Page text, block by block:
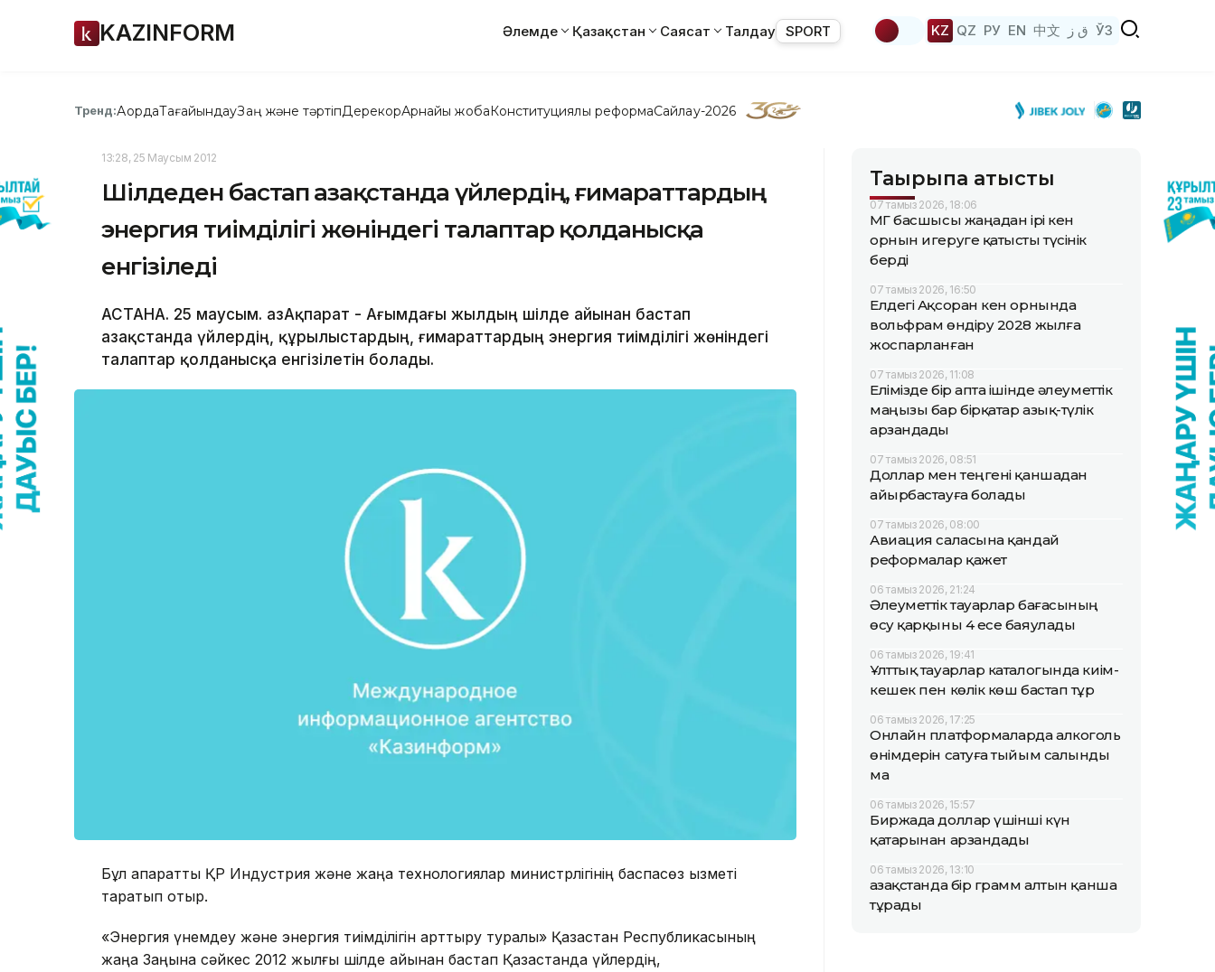
KAZINFORM Әлемде Қазақстан Саясат Талдау SPORT KZ QZ РУ EN 中文 ق ز ЎЗ
Тренд:АқордаТағайындауЗаң және тәртіпДерекқорАрнайы жобаКонституциялық реформаСайлау-2026
13:28, 25 Маусым 2012
Шілдеден бастап Қазақстанда үйлердің, ғимараттардың
энергия тиімділігі жөніндегі талаптар қолданысқа
енгізіледі
АСТАНА. 25 маусым. ҚазАқпарат - Ағымдағы жылдың шілде айынан бастап
Қазақстанда үйлердің, құрылыстардың, ғимараттардың энергия тиімділігі жөніндегі
талаптар қолданысқа енгізілетін болады.
Бұл ақпаратты ҚР Индустрия және жаңа технологиялар министрлігінің баспасөз қызметі
таратып отыр.
«Энергия үнемдеу және энергия тиімділігін арттыру туралы» Қазақстан Республикасының
жаңа Заңына сәйкес 2012 жылғы шілде айынан бастап Қазақстанда үйлердің,
Тақырыпқа қатысты
07 тамыз 2026, 18:06
ҚМГ басшысы жаңадан ірі кен
орнын игеруге қатысты түсінік
берді
07 тамыз 2026, 16:50
Елдегі Ақсоран кен орнында
вольфрам өндіру 2028 жылға
жоспарланған
07 тамыз 2026, 11:08
Елімізде бір апта ішінде әлеуметтік
маңызы бар бірқатар азық-түлік
арзандады
07 тамыз 2026, 08:51
Доллар мен теңгені қаншадан
айырбастауға болады
07 тамыз 2026, 08:00
Авиация саласына қандай
реформалар қажет
06 тамыз 2026, 21:24
Әлеуметтік тауарлар бағасының
өсу қарқыны 4 есе баяулады
06 тамыз 2026, 19:41
Ұлттық тауарлар каталогында киім-
кешек пен көлік көш бастап тұр
06 тамыз 2026, 17:25
Онлайн платформаларда алкоголь
өнімдерін сатуға тыйым салынды
ма
06 тамыз 2026, 15:57
Биржада доллар үшінші күн
қатарынан арзандады
06 тамыз 2026, 13:10
Қазақстанда бір грамм алтын қанша
тұрады